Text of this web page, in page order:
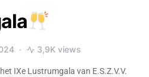
3,9K views
IXe Lustrumgala van E.S.Z.V.V.